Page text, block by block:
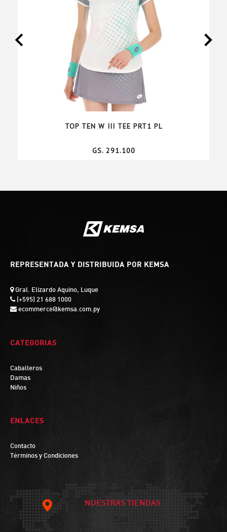
TOP TEN W III TEE PRT1 PL
GS. 291.100
REPRESENTADA Y DISTRIBUIDA POR KEMSA
Gral. Elizardo Aquino, Luque
(+595) 21 688 1000
ecommerce@kemsa.com.py
CATEGORIAS
Caballeros
Damas
Niños
ENLACES
Contacto
Términos y Condiciones
NUESTRAS TIENDAS